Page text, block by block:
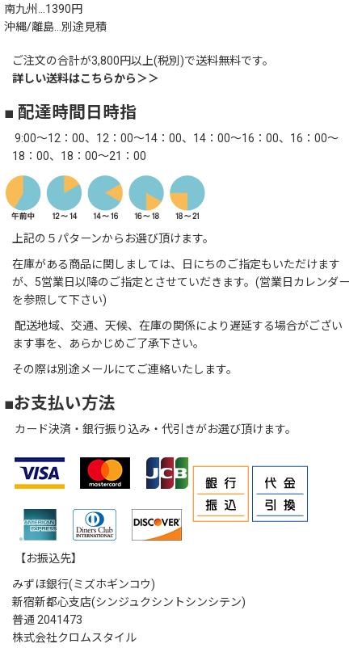
南九州…1390円
沖縄/離島…別途見積
ご注文の合計が3,800円以上(税別)で送料無料です。
詳しい送料はこちらから＞＞
■ 配達時間日時指
9:00～12：00、12：00～14：00、14：00～16：00、16：00～
18：00、18：00～21：00
上記の５パターンからお選び頂けます。
在庫がある商品に関しましては、日にちのご指定もいただけます
が、5営業日以降のご指定とさせていだきます。(営業日カレンダー
を参照して下さい)
配送地域、交通、天候、在庫の関係により遅延する場合がござい
ます事を、あらかじめご了承下さい。
その際は別途メールにてご連絡いたします。
■お支払い方法
カード決済・銀行振り込み・代引きがお選び頂けます。
【お振込先】
みずほ銀行(ミズホギンコウ)
新宿新都心支店(シンジュクシントシンシテン)
普通 2041473
株式会社クロムスタイル